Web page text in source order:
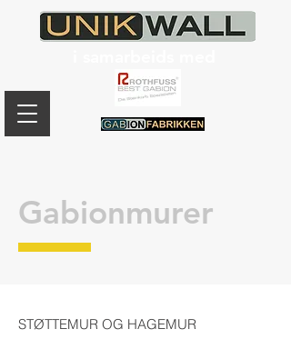
Gabionmurer
STØTTEMUR OG HAGEMUR